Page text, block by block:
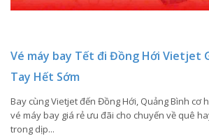
Vé máy bay Tết đi Đồng Hới Vietjet
Tay Hết Sớm
Bay cùng Vietjet đến Đồng Hới, Quảng Bình cơ
vé máy bay giá rẻ ưu đãi cho chuyến về quê
trong dịp...